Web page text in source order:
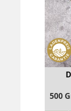
500